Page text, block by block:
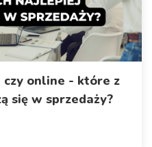
online - które z
się w sprzedaży?